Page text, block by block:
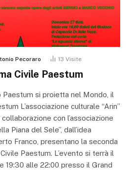
Pecoraro 13 Visite
Civile Paestum
Paestum si proietta nel Mondo, il
L’associazione culturale “Arin”
con l’associazione
Piana del Sele”, dall’idea
Franco, presentano la seconda
Paestum. L’evento si terrà il
19:30 alle 22:00 presso il Grand